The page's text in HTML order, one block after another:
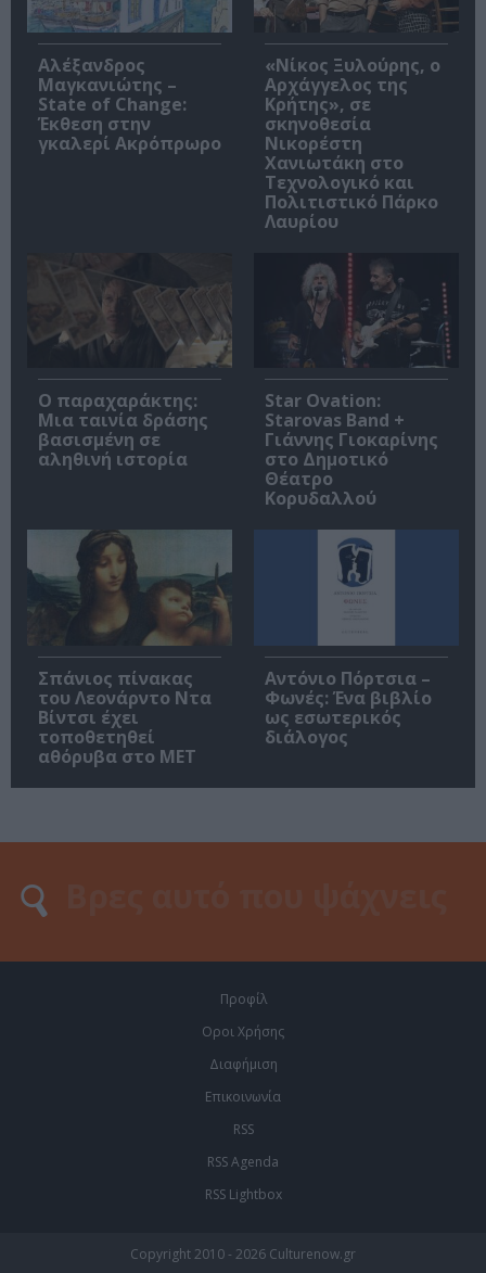
Αλέξανδρος
Μαγκανιώτης –
State of Change:
Έκθεση στην
γκαλερί Ακρόπρωρο
«Νίκος Ξυλούρης, ο
Αρχάγγελος της
Κρήτης», σε
σκηνοθεσία
Νικορέστη
Χανιωτάκη στο
Τεχνολογικό και
Πολιτιστικό Πάρκο
Λαυρίου
Ο παραχαράκτης:
Μια ταινία δράσης
βασισμένη σε
αληθινή ιστορία
Star Ovation:
Starovas Band +
Γιάννης Γιοκαρίνης
στο Δημοτικό
Θέατρο
Κορυδαλλού
Σπάνιος πίνακας
του Λεονάρντο Ντα
Βίντσι έχει
τοποθετηθεί
αθόρυβα στο MET
Αντόνιο Πόρτσια –
Φωνές: Ένα βιβλίο
ως εσωτερικός
διάλογος
Προφίλ
Οροι Χρήσης
Διαφήμιση
Επικοινωνία
RSS
RSS Agenda
RSS Lightbox
Copyright 2010 - 2026 Culturenow.gr